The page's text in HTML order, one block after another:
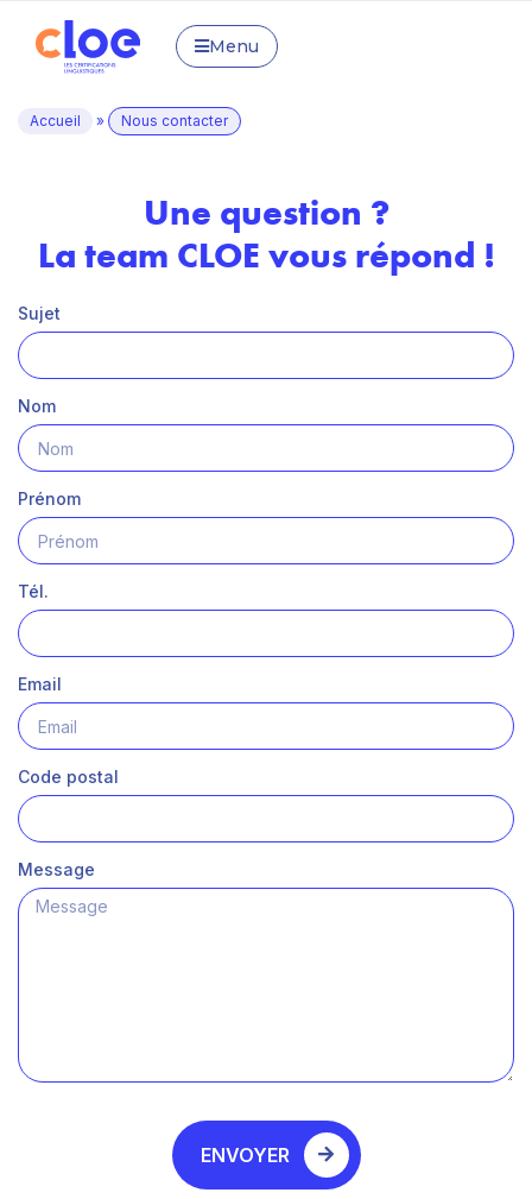
Menu
Accueil » Nous contacter
Une question ?
La team CLOE vous répond !
Sujet
Nom
Prénom
Tél.
Email
Code postal
Message
ENVOYER